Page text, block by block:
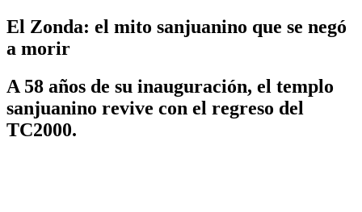
El Zonda: el mito sanjuanino que se negó
a morir
A 58 años de su inauguración, el templo
sanjuanino revive con el regreso del
TC2000.